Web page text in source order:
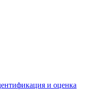
и оценка